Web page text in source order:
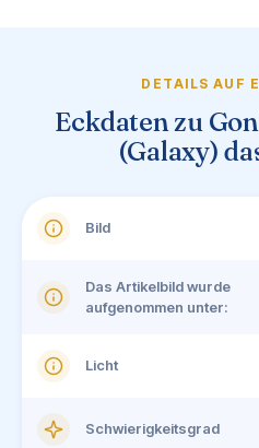
DETAILS AUF
Eckdaten zu
(Galaxy)
Bild
Das Artikelbild wurde
aufgenommen unter:
Licht
Schwierigkeitsgrad